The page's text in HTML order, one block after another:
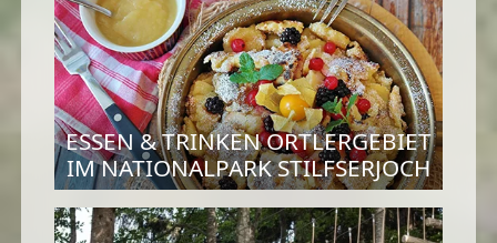
ESSEN & TRINKEN ORTLERGEBIET
IM NATIONALPARK STILFSERJOCH